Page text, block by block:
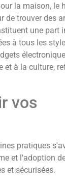
la maison, le
de trouver des
une part
à tous les
et à la culture,
vos
pratiques
et l'adoption
et sécurisées.